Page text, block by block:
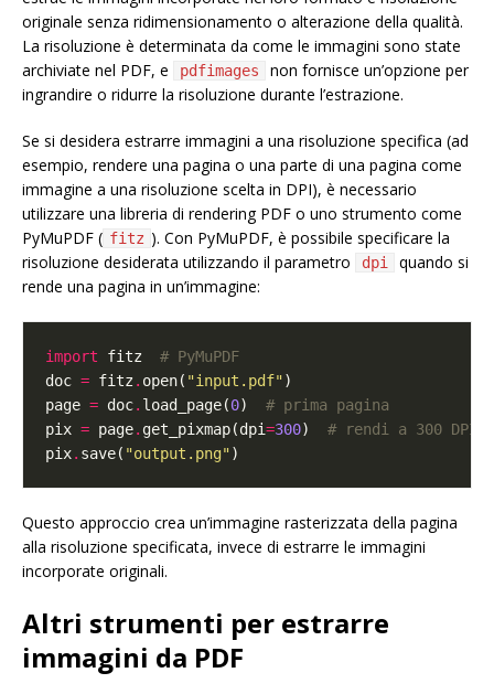
originale senza ridimensionamento o alterazione della qualità.
La risoluzione è determinata da come le immagini sono state
archiviate nel PDF, e
pdfimages
non fornisce un’opzione per
ingrandire o ridurre la risoluzione durante l’estrazione.
Se si desidera estrarre immagini a una risoluzione specifica (ad
esempio, rendere una pagina o una parte di una pagina come
immagine a una risoluzione scelta in DPI), è necessario
utilizzare una libreria di rendering PDF o uno strumento come
PyMuPDF ( fitz ). Con PyMuPDF, è possibile specificare la
risoluzione desiderata utilizzando il parametro
dpi
quando si
rende una pagina in un’immagine:
import fitz # PyMuPDF
doc = fitz . open( "input.pdf"
page = doc. load_page(0) # prima pagina
pix = page. get_pixmap(dpi=300) # rendi a 300 DPI
pix. save( "output.png"
Questo approccio crea un’immagine rasterizzata della pagina
alla risoluzione specificata, invece di estrarre le immagini
incorporate originali.
Altri strumenti per estrarre
immagini da PDF